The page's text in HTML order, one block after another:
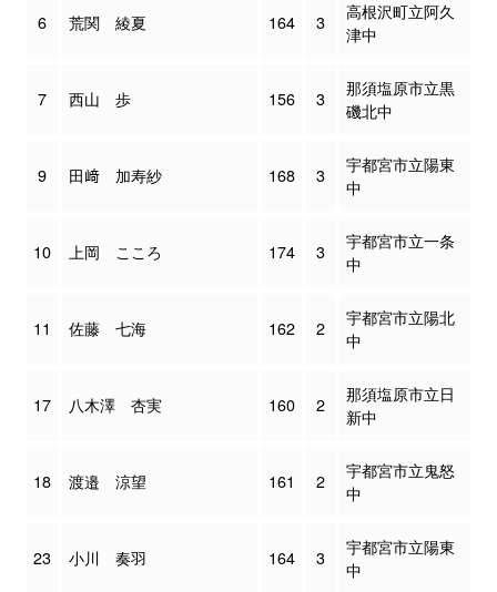
6 荒関 綾夏 164 3
高根沢町立阿久
津中
7 西山 歩 156 3
那須塩原市立黒
磯北中
9 田﨑 加寿紗 168 3
宇都宮市立陽東
中
10 上岡 こころ 174 3
宇都宮市立一条
中
11 佐藤 七海 162 2
宇都宮市立陽北
中
17 八木澤 杏実 160 2
那須塩原市立日
新中
18 渡邉 涼望 161 2
宇都宮市立鬼怒
中
23 小川 奏羽 164 3
宇都宮市立陽東
中